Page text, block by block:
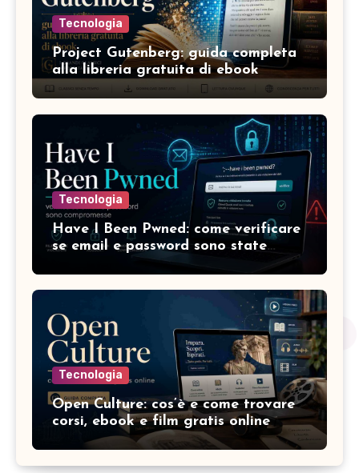
Tecnologia
Project Gutenberg: guida completa
alla libreria gratuita di ebook
Tecnologia
Have I Been Pwned: come verificare
se email e password sono state
compromesse
Tecnologia
Open Culture: cos’è e come trovare
corsi, ebook e film gratis online